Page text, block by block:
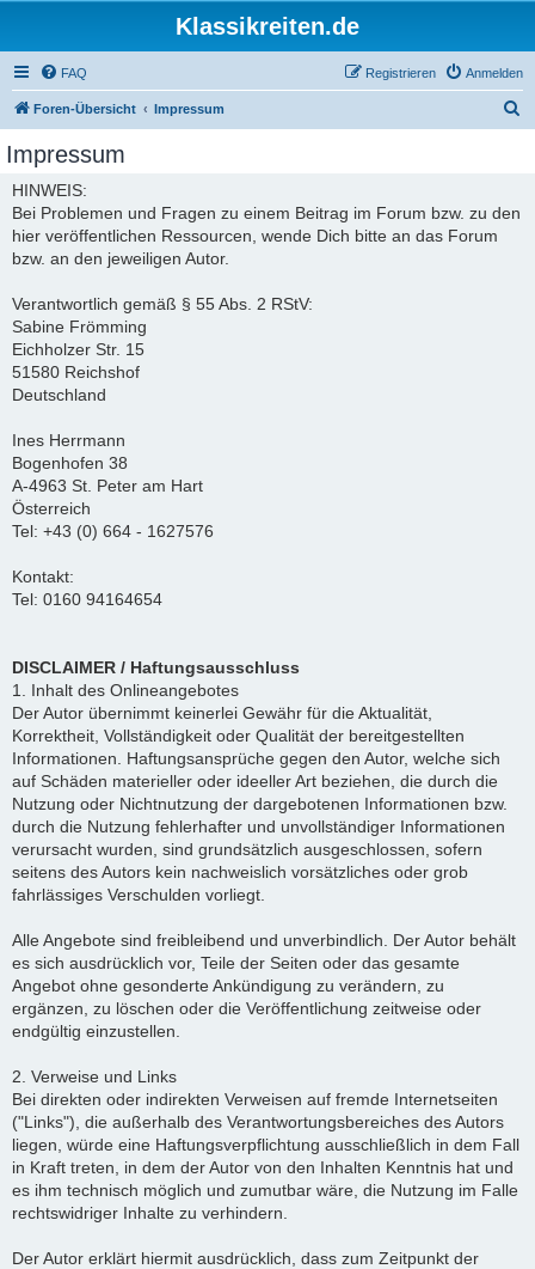
Klassikreiten.de
FAQ Anmelden
Registrieren
Foren-Übersicht Impressum
Impressum
HINWEIS:
Bei Problemen und Fragen zu einem Beitrag im Forum bzw. zu den
hier veröffentlichen Ressourcen, wende Dich bitte an das Forum
bzw. an den jeweiligen Autor.
Verantwortlich gemäß § 55 Abs. 2 RStV:
Sabine Frömming
Eichholzer Str. 15
51580 Reichshof
Deutschland
Ines Herrmann
Bogenhofen 38
A-4963 St. Peter am Hart
Österreich
Tel: +43 (0) 664 - 1627576
Kontakt:
Tel: 0160 94164654
DISCLAIMER / Haftungsausschluss
1. Inhalt des Onlineangebotes
Der Autor übernimmt keinerlei Gewähr für die Aktualität,
Korrektheit, Vollständigkeit oder Qualität der bereitgestellten
Informationen. Haftungsansprüche gegen den Autor, welche sich
auf Schäden materieller oder ideeller Art beziehen, die durch die
Nutzung oder Nichtnutzung der dargebotenen Informationen bzw.
durch die Nutzung fehlerhafter und unvollständiger Informationen
verursacht wurden, sind grundsätzlich ausgeschlossen, sofern
seitens des Autors kein nachweislich vorsätzliches oder grob
fahrlässiges Verschulden vorliegt.
Alle Angebote sind freibleibend und unverbindlich. Der Autor behält
es sich ausdrücklich vor, Teile der Seiten oder das gesamte
Angebot ohne gesonderte Ankündigung zu verändern, zu
ergänzen, zu löschen oder die Veröffentlichung zeitweise oder
endgültig einzustellen.
2. Verweise und Links
Bei direkten oder indirekten Verweisen auf fremde Internetseiten
("Links"), die außerhalb des Verantwortungsbereiches des Autors
liegen, würde eine Haftungsverpflichtung ausschließlich in dem Fall
in Kraft treten, in dem der Autor von den Inhalten Kenntnis hat und
es ihm technisch möglich und zumutbar wäre, die Nutzung im Falle
rechtswidriger Inhalte zu verhindern.
Der Autor erklärt hiermit ausdrücklich, dass zum Zeitpunkt der